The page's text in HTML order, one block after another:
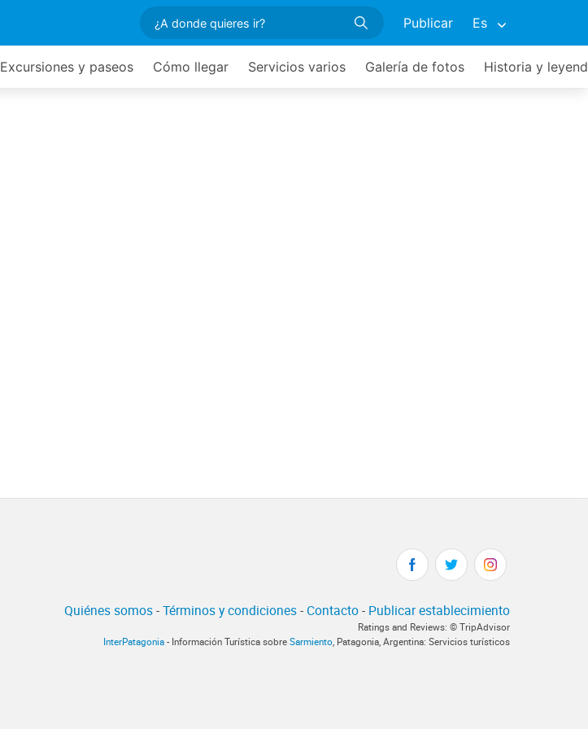
Publicar Es
Excursiones y paseos Cómo llegar Servicios varios Galería de fotos Historia y
Quiénes somos-Términos y condiciones- Contacto- Publicar establecimiento
Ratings and Reviews: © TripAdvisor
InterPatagonia - Información Turística sobre Sarmiento, Patagonia, Argentina: Servicios turísticos